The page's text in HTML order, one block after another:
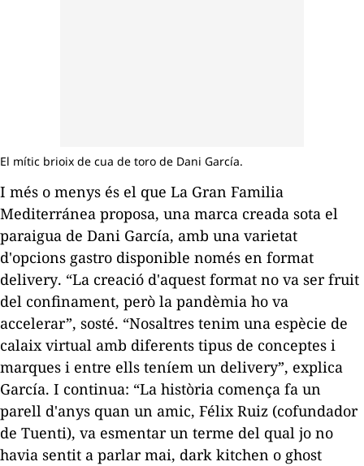
El mític brioix de cua de toro de Dani García.
I més o menys és el que La Gran Familia
Mediterránea proposa, una marca creada sota el
paraigua de Dani García, amb una varietat
d'opcions gastro disponible només en format
delivery. “La creació d'aquest format no va ser fruit
del confinament, però la pandèmia ho va
accelerar”, sosté. “Nosaltres tenim una espècie de
calaix virtual amb diferents tipus de conceptes i
marques i entre ells teníem un delivery”, explica
García. I continua: “La història comença fa un
parell d'anys quan un amic, Félix Ruiz (cofundador
de Tuenti), va esmentar un terme del qual jo no
havia sentit a parlar mai, dark kitchen o ghost